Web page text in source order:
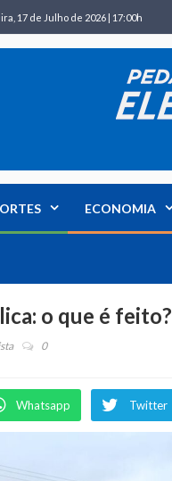
17 de Julho de 2026 | 17:00h
ECONOMIA
o que é feito?
0
Whatsapp Twitter